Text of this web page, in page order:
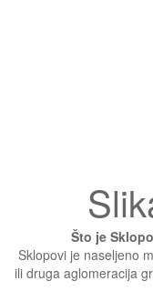
Što je
Sklopovi je naseljeno
ili druga aglomeracija